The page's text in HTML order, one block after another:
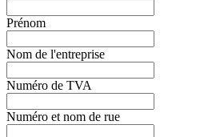
Prénom
Nom de l'entreprise
Numéro de TVA
Numéro et nom de rue